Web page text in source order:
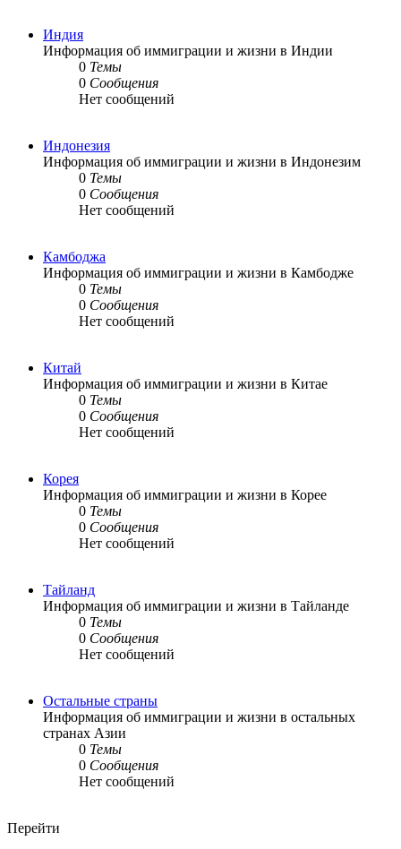
Индия
Информация об иммиграции и жизни в Индии
0 Темы
0 Сообщения
Нет сообщений
Индонезия
Информация об иммиграции и жизни в Индонезим
0 Темы
0 Сообщения
Нет сообщений
Камбоджа
Информация об иммиграции и жизни в Камбодже
0 Темы
0 Сообщения
Нет сообщений
Китай
Информация об иммиграции и жизни в Китае
0 Темы
0 Сообщения
Нет сообщений
Корея
Информация об иммиграции и жизни в Корее
0 Темы
0 Сообщения
Нет сообщений
Тайланд
Информация об иммиграции и жизни в Тайланде
0 Темы
0 Сообщения
Нет сообщений
Остальные страны
Информация об иммиграции и жизни в остальных
странах Азии
0 Темы
0 Сообщения
Нет сообщений
Перейти